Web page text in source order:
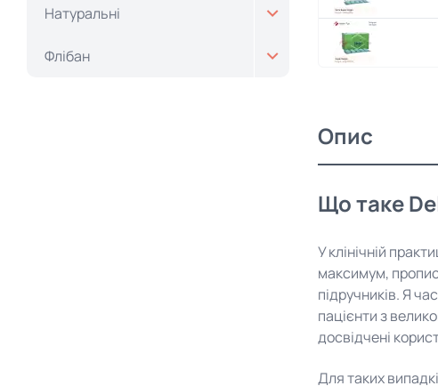
Натуральні
Флібан
Опис
Що таке
У клінічній
максимум,
підручників. Я
пацієнти з
досвідчені
Для таких